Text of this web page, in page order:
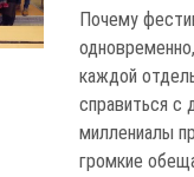
Почему
каждой
справиться с
миллениалы
громкие